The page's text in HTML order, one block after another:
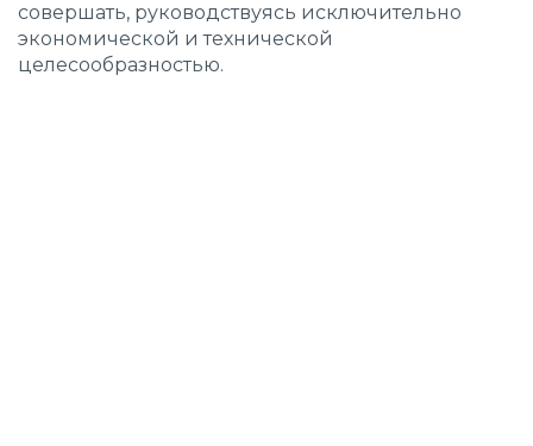
совершать, руководствуясь исключительно
экономической и технической
целесообразностью.